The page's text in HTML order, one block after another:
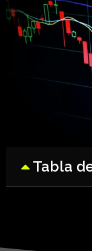
Tabla